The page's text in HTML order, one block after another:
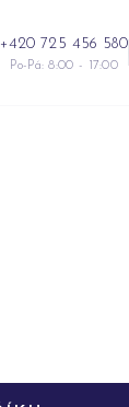
+420 725 456 580
Po-Pá: 8:00 - 17:00